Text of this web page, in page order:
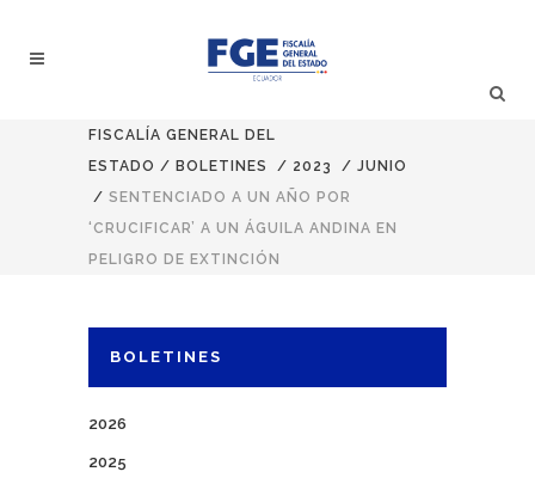
FISCALÍA GENERAL DEL
ESTADO / BOLETINES / 2023 / JUNIO
/ SENTENCIADO A UN AÑO POR
‘CRUCIFICAR’ A UN ÁGUILA ANDINA EN
PELIGRO DE EXTINCIÓN
BOLETINES
2026
2025